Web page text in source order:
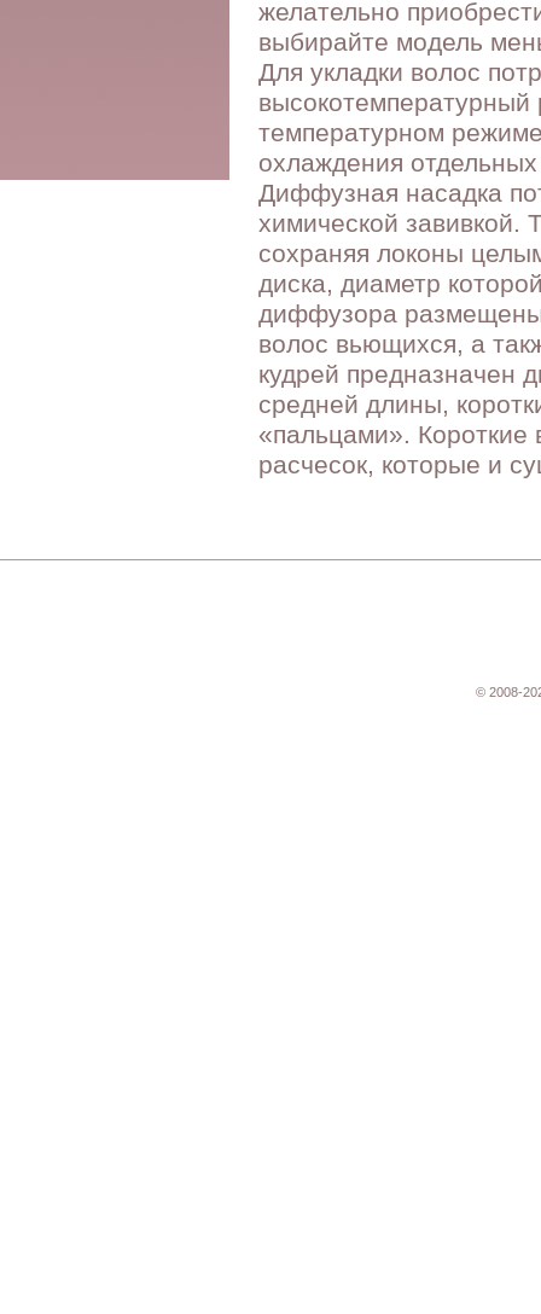
желательно
выбирайте модель
Для укладки волос
температурном
охлаждения
Диффузная насадка
химической завивкой.
сохраняя локоны
диска, диаметр
диффузора размещены
волос вьющихся, а
кудрей предназначен
средней длины,
«пальцами».
расчесок, которые и
© 2008-